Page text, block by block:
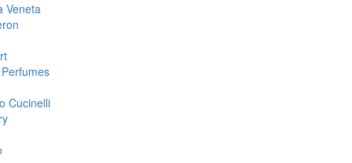
Veneta
Cucinelli